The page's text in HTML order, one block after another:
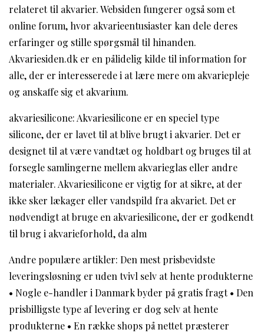
relateret til akvarier. Websiden fungerer også som et
online forum, hvor akvarieentusiaster kan dele deres
erfaringer og stille spørgsmål til hinanden.
Akvariesiden.dk er en pålidelig kilde til information for
alle, der er interesserede i at lære mere om akvariepleje
og anskaffe sig et akvarium.
akvariesilicone: Akvariesilicone er en speciel type
silicone, der er lavet til at blive brugt i akvarier. Det er
designet til at være vandtæt og holdbart og bruges til at
forsegle samlingerne mellem akvarieglas eller andre
materialer. Akvariesilicone er vigtig for at sikre, at der
ikke sker lækager eller vandspild fra akvariet. Det er
nødvendigt at bruge en akvariesilicone, der er godkendt
til brug i akvarieforhold, da alm
Andre populære artikler: Den mest prisbevidste
leveringsløsning er uden tvivl selv at hente produkterne
• Nogle e-handler i Danmark byder på gratis fragt• Den
prisbilligste type af levering er dog selv at hente
produkterne • En række shops på nettet præsterer